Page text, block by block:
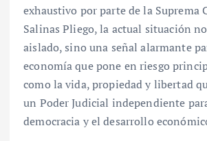
exhaustivo por parte de la Suprema
Salinas Pliego, la actual situación
aislado, sino una señal alarmante
economía que pone en riesgo
como la vida, propiedad y libertad
un Poder Judicial independiente
democracia y el desarrollo